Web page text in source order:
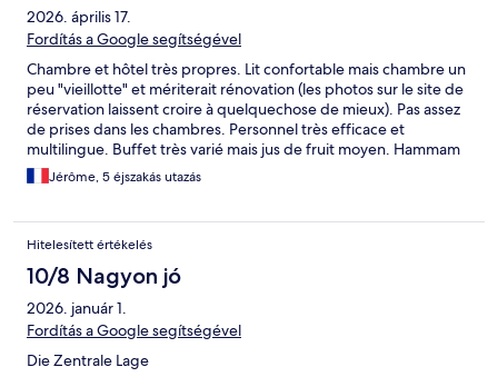
2026. április 17.
Fordítás a Google segítségével
Chambre et hôtel très propres. Lit confortable mais chambre un
peu "vieillotte" et mériterait rénovation (les photos sur le site de
réservation laissent croire à quelquechose de mieux). Pas assez
de prises dans les chambres. Personnel très efficace et
multilingue. Buffet très varié mais jus de fruit moyen. Hammam
en panne, dommage car le sauna est petit (et le jacuzzi aussi).
Nous avons passé un bon séjour et l hôtel est bien situé.
Jérôme, 5 éjszakás utazás
Hitelesített értékelés
10/8 Nagyon jó
2026. január 1.
Fordítás a Google segítségével
Die Zentrale Lage